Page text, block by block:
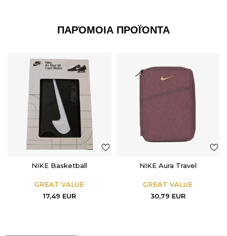
ΠΑΡΌΜΟΙΑ ΠΡΟΪΌΝΤΑ
NIKE Basketball
GREAT VALUE
17,49 EUR
NIKE Aura Travel
GREAT VALUE
30,79 EUR